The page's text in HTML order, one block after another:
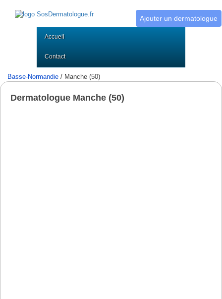
Ajouter un dermatologue
Accueil
Contact
Basse-Normandie / Manche (50)
Dermatologue Manche (50)